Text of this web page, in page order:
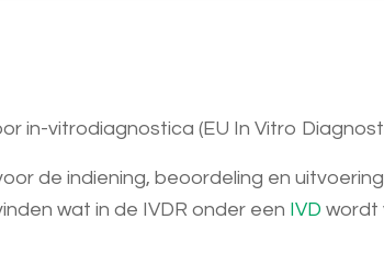
in-vitrodiagnostica (EU In Vitro
de indiening, beoordeling en
wat in de IVDR onder een IVD wordt